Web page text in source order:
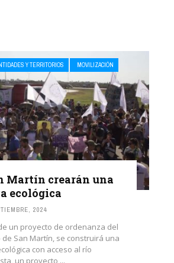
Y TERRITORIOS MOVILIZACIÓN
Martín crearán una
ecológica
2024
un proyecto de ordenanza del
de San Martín, se construirá una
con acceso al río
un proyecto ...